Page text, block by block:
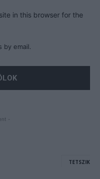
in this browser for the
by email.
-
TETSZIK